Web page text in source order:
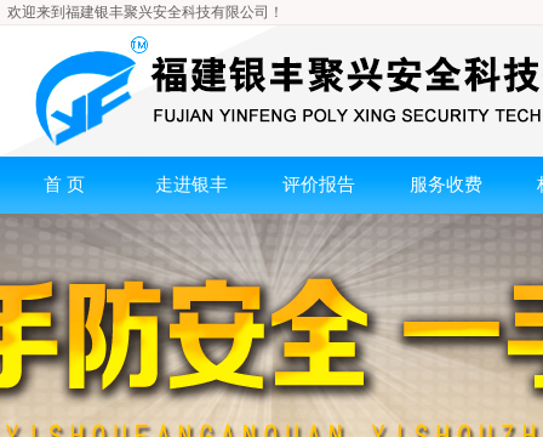
欢迎来到福建银丰聚兴安全科技有限公司！
首 页 走进银丰 评价报告 服务收费